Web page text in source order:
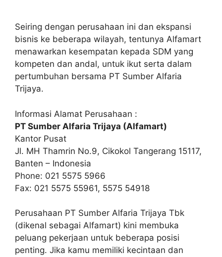
Seiring dengan perusahaan ini dan ekspansi
bisnis ke beberapa wilayah, tentunya Alfamart
menawarkan kesempatan kepada SDM yang
kompeten dan andal, untuk ikut serta dalam
pertumbuhan bersama PT Sumber Alfaria
Trijaya.
Informasi Alamat Perusahaan :
PT Sumber Alfaria Trijaya (Alfamart)
Kantor Pusat
Jl. MH Thamrin No.9, Cikokol Tangerang 15117,
Banten – Indonesia
Phone: 021 5575 5966
Fax: 021 5575 55961, 5575 54918
Perusahaan PT Sumber Alfaria Trijaya Tbk
(dikenal sebagai Alfamart) kini membuka
peluang pekerjaan untuk beberapa posisi
penting. Jika kamu memiliki kecintaan dan